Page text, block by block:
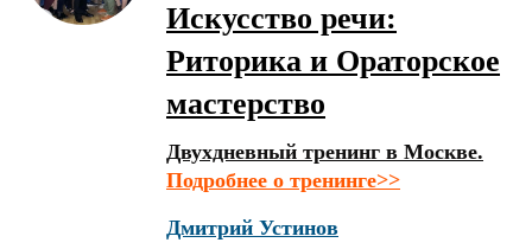
Искусство речи:
Риторика и Ораторское
мастерство
Двухдневный тренинг в Москве.
Подробнее о тренинге>>
Дмитрий Устинов